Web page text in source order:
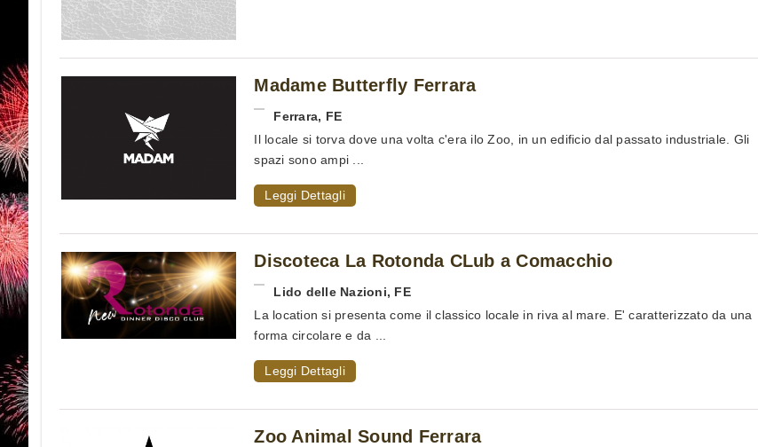
Madame Butterfly Ferrara
Ferrara, FE
Il locale si torva dove una volta c'era ilo Zoo, in un edificio dal passato industriale. Gli
spazi sono ampi ...
Leggi Dettagli
Discoteca La Rotonda CLub a Comacchio
Lido delle Nazioni, FE
La location si presenta come il classico locale in riva al mare. E' caratterizzato da una
forma circolare e da ...
Leggi Dettagli
Zoo Animal Sound Ferrara